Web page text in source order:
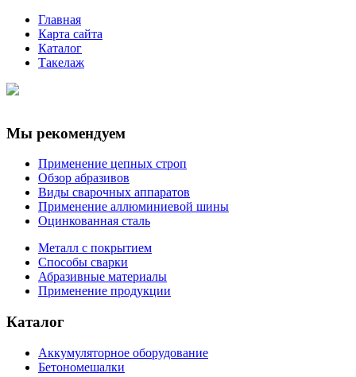
Главная
Карта сайта
Каталог
Такелаж
Мы рекомендуем
Применение цепных строп
Обзор абразивов
Виды сварочных аппаратов
Применение аллюминиевой шины
Оцинкованная сталь
Металл с покрытием
Способы сварки
Абразивные материалы
Применение продукции
Каталог
Аккумуляторное оборудование
Бетономешалки